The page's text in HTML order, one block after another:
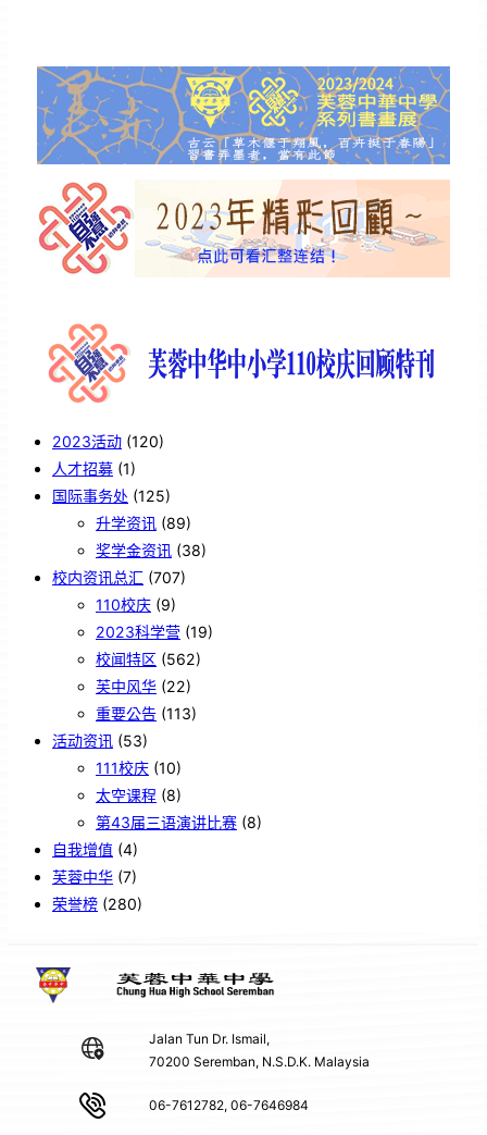
2023活动 (120)
人才招募 (1)
国际事务处 (125)
升学资讯 (89)
奖学金资讯 (38)
校内资讯总汇 (707)
110校庆 (9)
2023科学营 (19)
校闻特区 (562)
芙中风华 (22)
重要公告 (113)
活动资讯 (53)
111校庆 (10)
太空课程 (8)
第43届三语演讲比赛 (8)
自我增值 (4)
芙蓉中华 (7)
荣誉榜 (280)
Jalan Tun Dr. Ismail,
70200 Seremban, N.S.D.K. Malaysia
06-7612782, 06-7646984